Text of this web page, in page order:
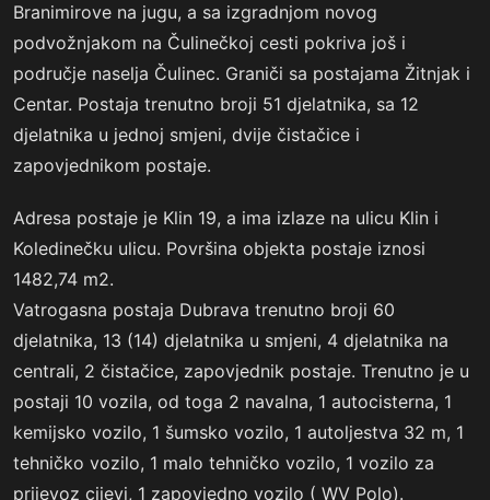
Branimirove na jugu, a sa izgradnjom novog
podvožnjakom na Čulinečkoj cesti pokriva još i
područje naselja Čulinec. Graniči sa postajama Žitnjak i
Centar. Postaja trenutno broji 51 djelatnika, sa 12
djelatnika u jednoj smjeni, dvije čistačice i
zapovjednikom postaje.
Adresa postaje je Klin 19, a ima izlaze na ulicu Klin i
Koledinečku ulicu. Površina objekta postaje iznosi
1482,74 m2.
Vatrogasna postaja Dubrava trenutno broji 60
djelatnika, 13 (14) djelatnika u smjeni, 4 djelatnika na
centrali, 2 čistačice, zapovjednik postaje. Trenutno je u
postaji 10 vozila, od toga 2 navalna, 1 autocisterna, 1
kemijsko vozilo, 1 šumsko vozilo, 1 autoljestva 32 m, 1
tehničko vozilo, 1 malo tehničko vozilo, 1 vozilo za
prijevoz cijevi, 1 zapovjedno vozilo ( WV Polo).